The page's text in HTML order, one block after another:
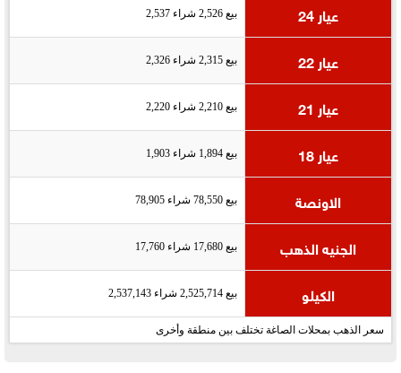
عيار 24
بيع 2,526 شراء 2,537
عيار 22 بيع 2,315 شراء 2,326
عيار 21 بيع 2,210 شراء 2,220
عيار 18 بيع 1,894 شراء 1,903
الاونصة بيع 78,550 شراء 78,905
الجنيه الذهب بيع 17,680 شراء 17,760
الكيلو بيع 2,525,714 شراء 2,537,143
سعر الذهب بمحلات الصاغة تختلف بين منطقة وأخرى